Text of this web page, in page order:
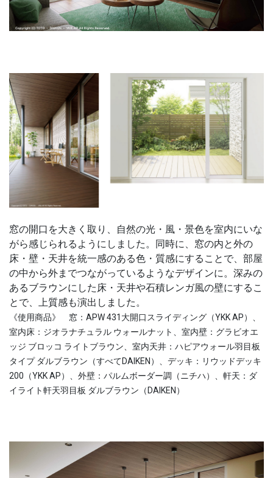
窓の開口を大きく取り、自然の光・風・景色を室内にいな
がら感じられるようにしました。同時に、窓の内と外の
床・壁・天井を統一感のある色・質感にすることで、部屋
の中から外までつながっているようなデザインに。深みの
あるブラウンにした床・天井や石積レンガ風の壁にするこ
とで、上質感も演出しました。
《使用商品》 窓：APW 431大開口スライディング（YKK AP）、
室内床：ジオラナチュラル ウォールナット、室内壁：グラビオエ
ッジ ブロッコ ライトブラウン、室内天井：ハピアウォール羽目板
タイプ ダルブラウン（すべてDAIKEN）、デッキ：リウッドデッキ
200（YKK AP）、外壁：パルムボーダー調（ニチハ）、軒天：ダ
イライト軒天羽目板 ダルブラウン（DAIKEN）